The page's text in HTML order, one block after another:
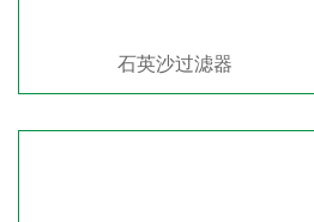
石英沙过滤器